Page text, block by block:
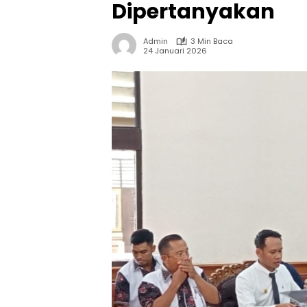
Dipertanyakan
Admin
3 Min Baca
24 Januari 2026